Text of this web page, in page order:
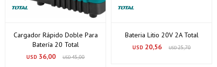
Cargador Rápido Doble Para
Batería 20 Total
USD 36,00 USD45,00
Bateria Litio 20V 2A Total
USD 20,56 USD25,70